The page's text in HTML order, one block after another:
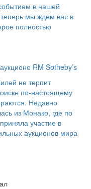
в нашей
мы ждем вас в
полностью
RM Sotheby’s
не терпит
по-настоящему
Недавно
из Монако, где по
участие в
аукционов мира